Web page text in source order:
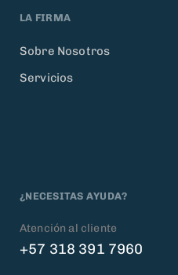
LA FIRMA
Sobre Nosotros
Servicios
¿NECESITAS AYUDA?
Atención al cliente
+57 318 391 7960